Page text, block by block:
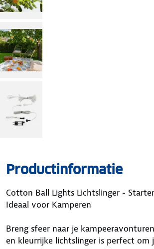
Productinformatie
Cotton Ball Lights Lichtslinger -
Ideaal voor Kamperen
Breng sfeer naar je
en kleurrijke lichtslinger is perfect